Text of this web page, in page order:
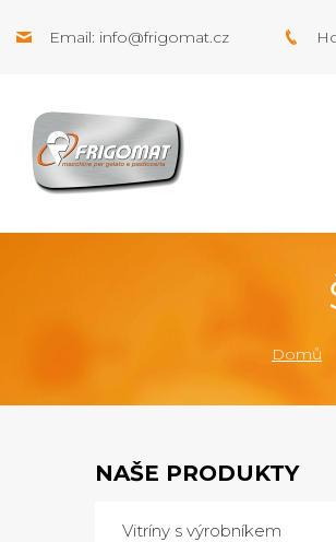
Email: info@frigomat.cz
Domů
NAŠE PRODUKTY
Vitríny s výrobníkem